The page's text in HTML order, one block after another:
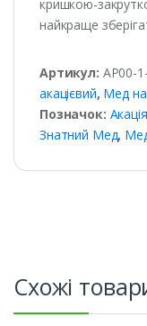
кришкою-
найкраще
Артикул: АР00-
акацієвий, Мед
Позначок: Акація
Знатний Мед,
Схожі